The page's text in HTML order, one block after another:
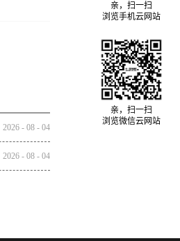
2026 - 08 - 04
2026 - 08 - 04
亲，扫一扫
浏览手机云网站
亲，扫一扫
浏览微信云网站